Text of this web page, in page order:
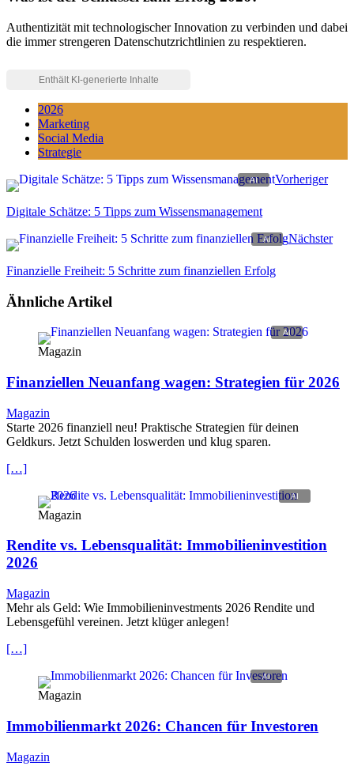
Authentizität mit technologischer Innovation zu verbinden und dabei
die immer strengeren Datenschutzrichtlinien zu respektieren.
2026
Marketing
Social Media
Strategie
Vorheriger
Digitale Schätze: 5 Tipps zum Wissensmanagement
Nächster
Finanzielle Freiheit: 5 Schritte zum finanziellen Erfolg
Ähnliche Artikel
Magazin
Finanziellen Neuanfang wagen: Strategien für 2026
Magazin
Starte 2026 finanziell neu! Praktische Strategien für deinen
Geldkurs. Jetzt Schulden loswerden und klug sparen.
[…]
Magazin
Rendite vs. Lebensqualität: Immobilieninvestition
2026
Magazin
Mehr als Geld: Wie Immobilieninvestments 2026 Rendite und
Lebensgefühl vereinen. Jetzt klüger anlegen!
[…]
Magazin
Immobilienmarkt 2026: Chancen für Investoren
Magazin